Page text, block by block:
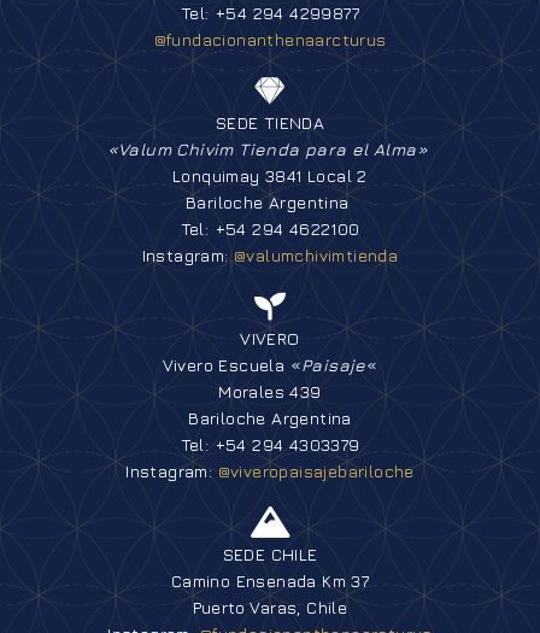
Tel: +54 294 4299877
@fundacionanthenaarcturus
SEDE TIENDA
«Valum Chivim Tienda para el Alma»
Lonquimay 3841 Local 2
Bariloche Argentina
Tel: +54 294 4622100
Instagram:@valumchivimtienda
VIVERO
Vivero Escuela «Paisaje«
Morales 439
Bariloche Argentina
Tel: +54 294 4303379
Instagram: @viveropaisajebariloche
SEDE CHILE
Camino Ensenada Km 37
Puerto Varas, Chile